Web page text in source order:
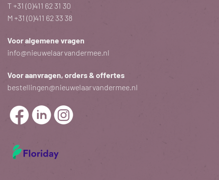
T+31 (0)411 62 31 30
M +31 (0)411 62 33 38
Voor algemene vragen
info@nieuwelaarvandermee.nl
Voor aanvragen, orders & offertes
bestellingen@nieuwelaarvandermee.nl